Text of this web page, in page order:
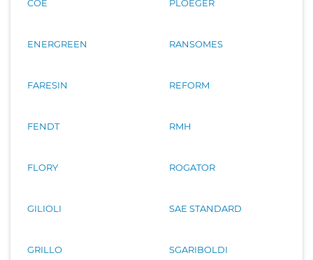
COE
ENERGREEN
FARESIN
FENDT
FLORY
GILIOLI
GRILLO
PLOEGER
RANSOMES
REFORM
RMH
ROGATOR
SAE STANDARD
SGARIBOLDI